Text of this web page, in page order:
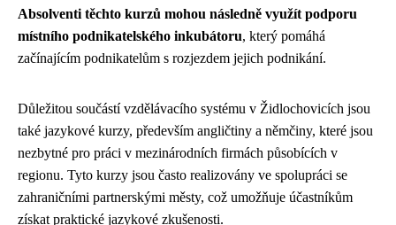
Absolventi těchto kurzů mohou následně využít podporu
místního podnikatelského inkubátoru, který pomáhá
začínajícím podnikatelům s rozjezdem jejich podnikání.
Důležitou součástí vzdělávacího systému v Židlochovicích jsou
také jazykové kurzy, především angličtiny a němčiny, které jsou
nezbytné pro práci v mezinárodních firmách působících v
regionu. Tyto kurzy jsou často realizovány ve spolupráci se
zahraničními partnerskými městy, což umožňuje účastníkům
získat praktické jazykové zkušenosti.